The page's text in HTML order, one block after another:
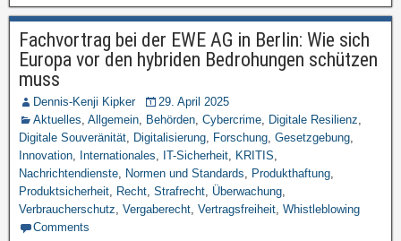
Fachvortrag bei der EWE AG in Berlin: Wie sich
Europa vor den hybriden Bedrohungen schützen
muss
Dennis-Kenji Kipker
29. April 2025
Aktuelles, Allgemein, Behörden, Cybercrime, Digitale Resilienz,
Digitale Souveränität, Digitalisierung, Forschung, Gesetzgebung,
Innovation, Internationales, IT-Sicherheit, KRITIS,
Nachrichtendienste, Normen und Standards, Produkthaftung,
Produktsicherheit, Recht, Strafrecht, Überwachung,
Verbraucherschutz, Vergaberecht, Vertragsfreiheit, Whistleblowing
Comments